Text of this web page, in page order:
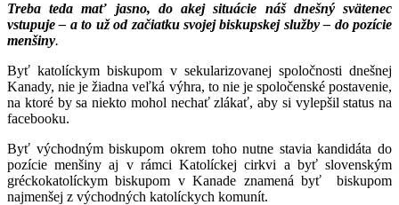
Treba teda mať jasno, do akej situácie náš dnešný svätenec
vstupuje – a to už od začiatku svojej biskupskej služby – do pozície
menšiny.
Byť katolíckym biskupom v sekularizovanej spoločnosti dnešnej
Kanady, nie je žiadna veľká výhra, to nie je spoločenské postavenie,
na ktoré by sa niekto mohol nechať zlákať, aby si vylepšil status na
facebooku.
Byť východným biskupom okrem toho nutne stavia kandidáta do
pozície menšiny aj v rámci Katolíckej cirkvi a byť slovenským
gréckokatolíckym biskupom v Kanade znamená byť biskupom
najmenšej z východných katolíckych komunít.